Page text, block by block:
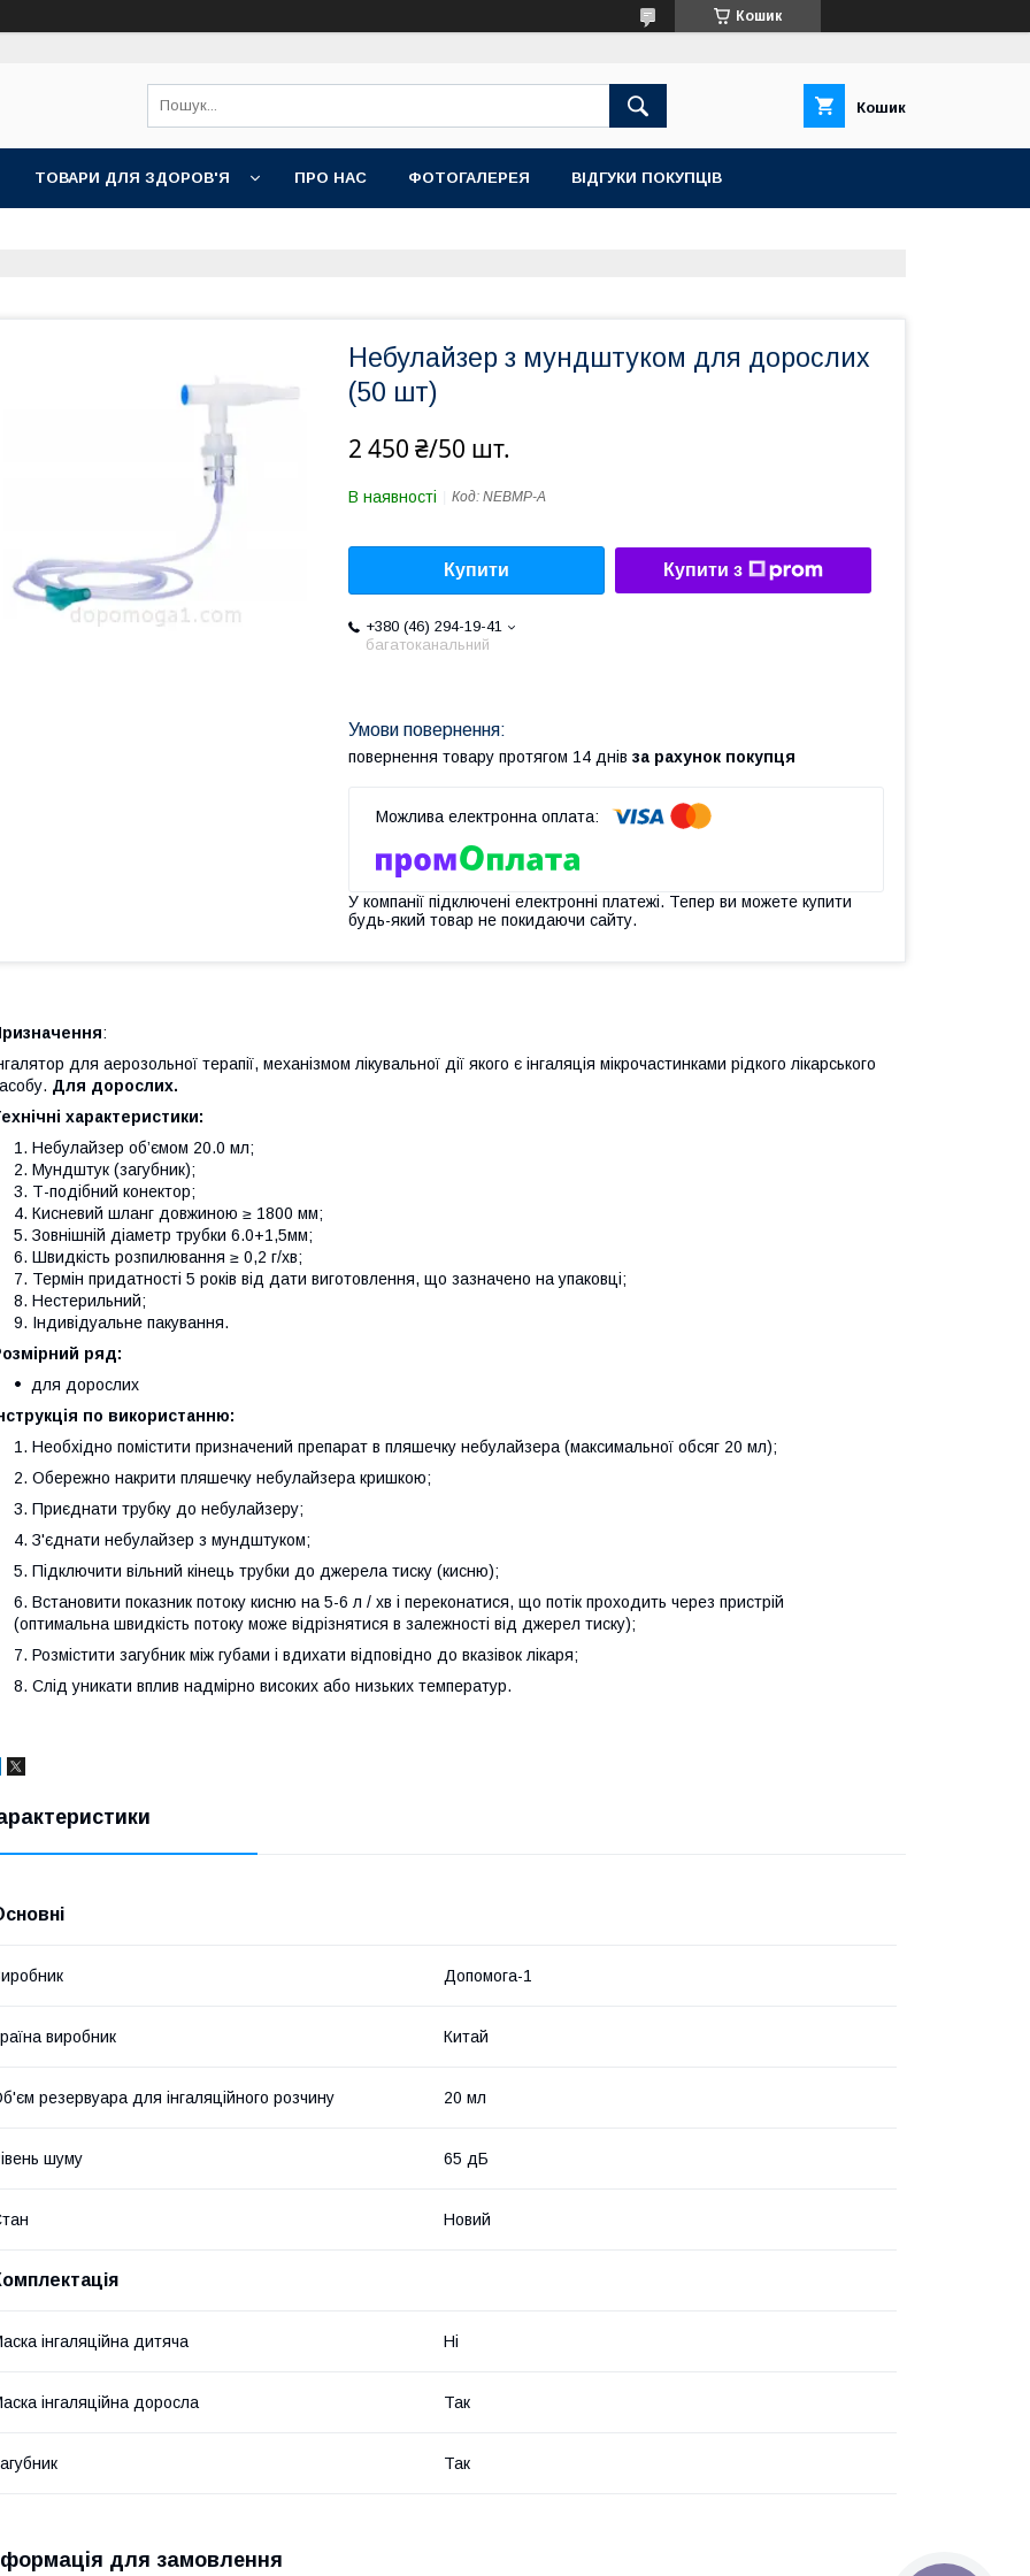
Кошик
Кошик
ТОВАРИ ДЛЯ ЗДОРОВ'Я ПРО НАС ФОТОГАЛЕРЕЯ ВІДГУКИ ПОКУПЦІВ
Небулайзер з мундштуком для дорослих
(50 шт)
2 450 ₴/50 шт.
В наявності Код: NEBMP-A
Купити Купити з
+380 (46) 294-19-41
багатоканальний
повернення товару протягом 14 днів за рахунок покупця
У компанії підключені електронні платежі. Тепер ви можете купити
будь-який товар не покидаючи сайту.
:
для аерозольної терапії, механізмом лікувальної дії якого є інгаляція мікрочастинками рідкого лікарського
Для дорослих.
характеристики:
Небулайзер об’ємом 20.0 мл;
Мундштук (загубник);
Т-подібний конектор;
Кисневий шланг довжиною ≥ 1800 мм;
Зовнішній діаметр трубки 6.0+1,5мм;
Швидкість розпилювання ≥ 0,2 г/хв;
Термін придатності 5 років від дати виготовлення, що зазначено на упаковці;
Нестерильний;
Індивідуальне пакування.
ряд:
для дорослих
по використанню:
Необхідно помістити призначений препарат в пляшечку небулайзера (максимальної обсяг 20 мл);
Обережно накрити пляшечку небулайзера кришкою;
Приєднати трубку до небулайзеру;
З'єднати небулайзер з мундштуком;
Підключити вільний кінець трубки до джерела тиску (кисню);
Встановити показник потоку кисню на 5-6 л / хв і переконатися, що потік проходить через пристрій
(оптимальна швидкість потоку може відрізнятися в залежності від джерел тиску);
Розмістити загубник між губами і вдихати відповідно до вказівок лікаря;
Слід уникати вплив надмірно високих або низьких температур.
Допомога-1
виробник Китай
резервуара для інгаляційного розчину 20 мл
шуму 65 дБ
Новий
інгаляційна дитяча Ні
інгаляційна доросла Так
Так
для замовлення